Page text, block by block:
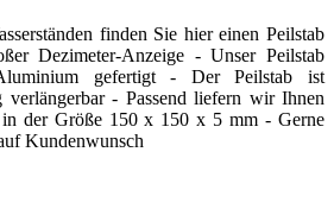
finden Sie hier einen Peilstab
Dezimeter-Anzeige - Unser Peilstab
gefertigt - Der Peilstab ist
verlängerbar - Passend liefern wir Ihnen
in der Größe 150 x 150 x 5 mm - Gerne
Kundenwunsch